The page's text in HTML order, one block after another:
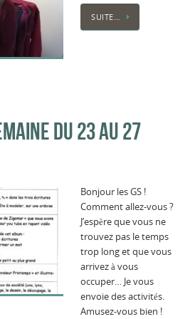
SUITE…
DU 23 AU 27
Bonjour les GS !
Comment allez-vous ?
J’espère que vous ne
trouvez pas le temps
trop long et que vous
arrivez à vous
occuper… Je vous
envoie des activités.
Amusez-vous bien !